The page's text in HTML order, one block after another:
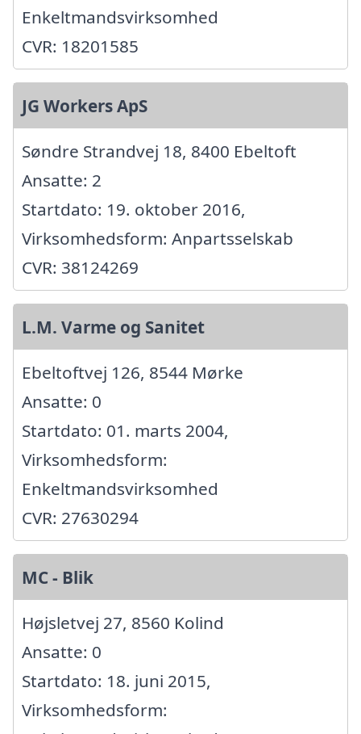
Enkeltmandsvirksomhed
CVR: 18201585
JG Workers ApS
Søndre Strandvej 18, 8400 Ebeltoft
Ansatte: 2
Startdato: 19. oktober 2016,
Virksomhedsform: Anpartsselskab
CVR: 38124269
L.M. Varme og Sanitet
Ebeltoftvej 126, 8544 Mørke
Ansatte: 0
Startdato: 01. marts 2004,
Virksomhedsform:
Enkeltmandsvirksomhed
CVR: 27630294
MC - Blik
Højsletvej 27, 8560 Kolind
Ansatte: 0
Startdato: 18. juni 2015,
Virksomhedsform: